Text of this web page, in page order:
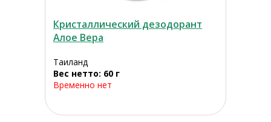
Кристаллический дезодорант
Алое Вера
Таиланд
Вес нетто: 60 г
Временно нет